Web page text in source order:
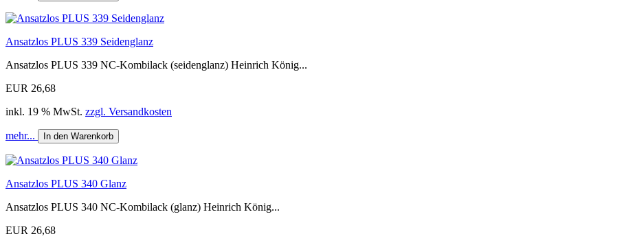
Ansatzlos PLUS 339 Seidenglanz
Ansatzlos PLUS 339 NC-Kombilack (seidenglanz) Heinrich König...
EUR 26,68
inkl. 19 % MwSt. zzgl. Versandkosten
mehr... In den Warenkorb
Ansatzlos PLUS 340 Glanz
Ansatzlos PLUS 340 NC-Kombilack (glanz) Heinrich König...
EUR 26,68